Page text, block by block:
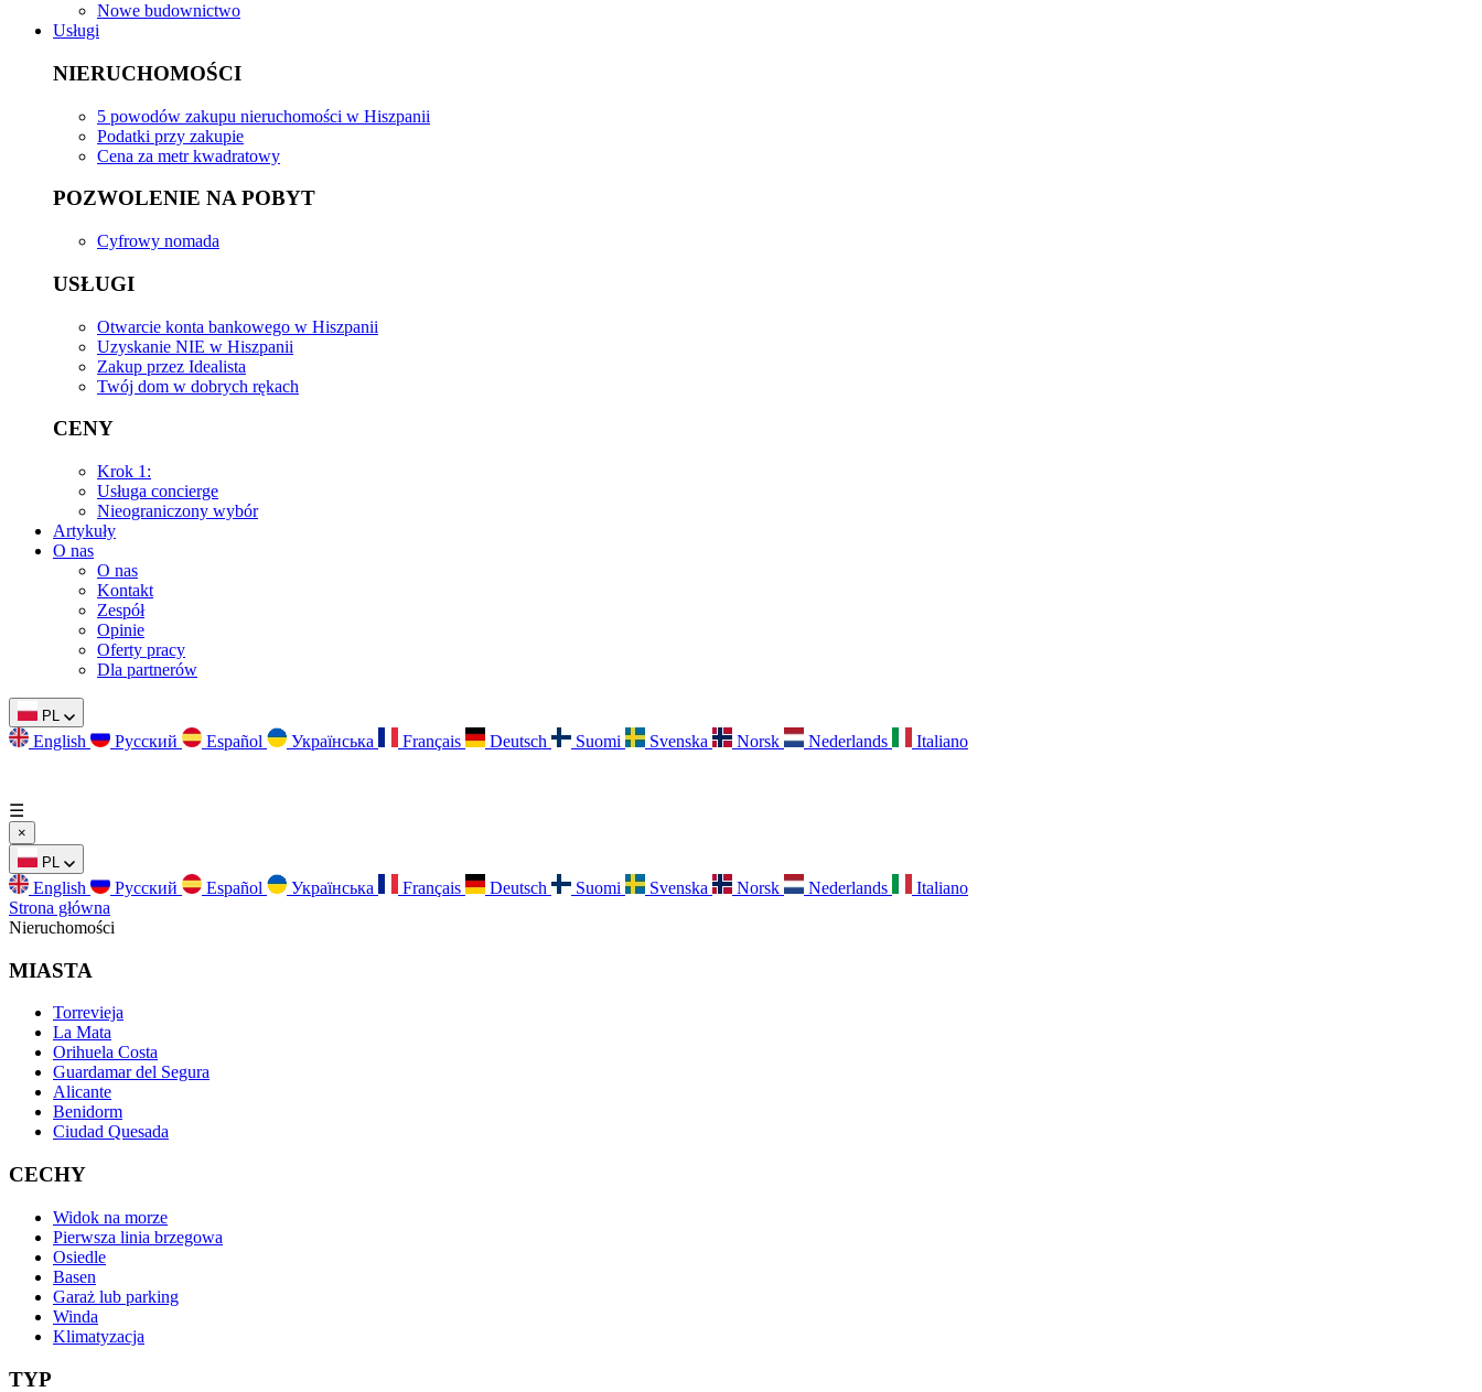
Nowe budownictwo
Usługi
NIERUCHOMOŚCI
5 powodów zakupu nieruchomości w Hiszpanii
Podatki przy zakupie
Cena za metr kwadratowy
POZWOLENIE NA POBYT
Cyfrowy nomada
USŁUGI
Otwarcie konta bankowego w Hiszpanii
Uzyskanie NIE w Hiszpanii
Zakup przez Idealista
Twój dom w dobrych rękach
CENY
Krok 1:
Usługa concierge
Nieograniczony wybór
Artykuły
O nas
O nas
Kontakt
Zespół
Opinie
Oferty pracy
Dla partnerów
PL
English Русский Español Українська Français Deutsch Suomi Svenska Norsk Nederlands Italiano
☰
×
PL
English Русский Español Українська Français Deutsch Suomi Svenska Norsk Nederlands
Italiano
Strona główna
Nieruchomości
MIASTA
Torrevieja
La Mata
Orihuela Costa
Guardamar del Segura
Alicante
Benidorm
Ciudad Quesada
CECHY
Widok na morze
Pierwsza linia brzegowa
Osiedle
Basen
Garaż lub parking
Winda
Klimatyzacja
TYP